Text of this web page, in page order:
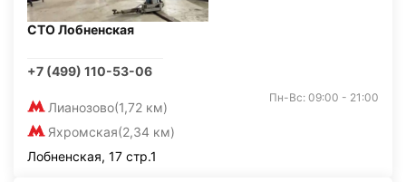
СТО Лобненская
+7 (499) 110-53-06
Лианозово(1,72 км)
Яхромская(2,34 км)
Пн-Вс: 09:00 - 21:00
Лобненская, 17 стр.1